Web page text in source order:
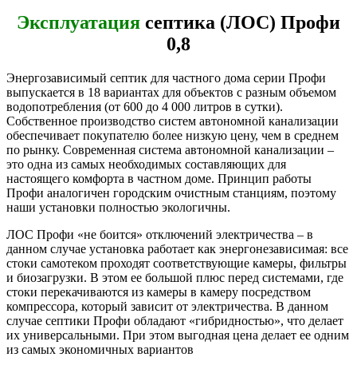
Эксплуатация септика (ЛОС) Профи
0,8
Энергозависимый септик для частного дома серии Профи
выпускается в 18 вариантах для объектов с разным объемом
водопотребления (от 600 до 4 000 литров в сутки).
Собственное производство систем автономной канализации
обеспечивает покупателю более низкую цену, чем в среднем
по рынку. Современная система автономной канализации –
это одна из самых необходимых составляющих для
настоящего комфорта в частном доме. Принцип работы
Профи аналогичен городским очистным станциям, поэтому
наши установки полностью экологичны.
ЛОС Профи «не боится» отключений электричества – в
данном случае установка работает как энергонезависимая: все
стоки самотеком проходят соответствующие камеры, фильтры
и биозагрузки. В этом ее большой плюс перед системами, где
стоки перекачиваются из камеры в камеру посредством
компрессора, который зависит от электричества. В данном
случае септики Профи обладают «гибридностью», что делает
их универсальными. При этом выгодная цена делает ее одним
из самых экономичных вариантов